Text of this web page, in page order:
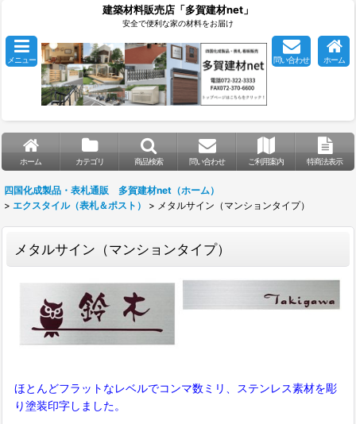
建築材料販売店「多賀建材net」
安全で便利な家の材料をお届け
メニュー 問い合わせ ホーム
ホーム カテゴリ 商品検索 問い合わせ ご利用案内 特商法表示
四国化成製品・表札通販 多賀建材net（ホーム）
> エクスタイル（表札＆ポスト） > メタルサイン（マンションタイプ）
メタルサイン（マンションタイプ）
ほとんどフラットなレベルでコンマ数ミリ、ステンレス素材を彫
り塗装印字しました。